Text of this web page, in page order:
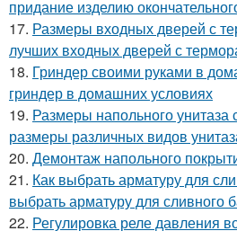
придание изделию
17. Размеры входных дверей с
лучших входных дверей с
18. Гриндер своими руками в
гриндер в домашних условиях
19. Размеры напольного
размеры различных видов
20. Демонтаж напольного
21. Как выбрать арматуру для
выбрать арматуру для сливного
22. Регулировка реле давления